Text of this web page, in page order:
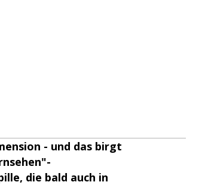
- und das birgt
die bald auch in